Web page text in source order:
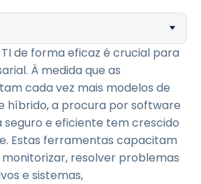
de forma eficaz é crucial para
À medida que as
cada vez mais modelos de
híbrido, a procura por software
e eficiente tem crescido
Estas ferramentas capacitam
monitorizar, resolver problemas
e sistemas,